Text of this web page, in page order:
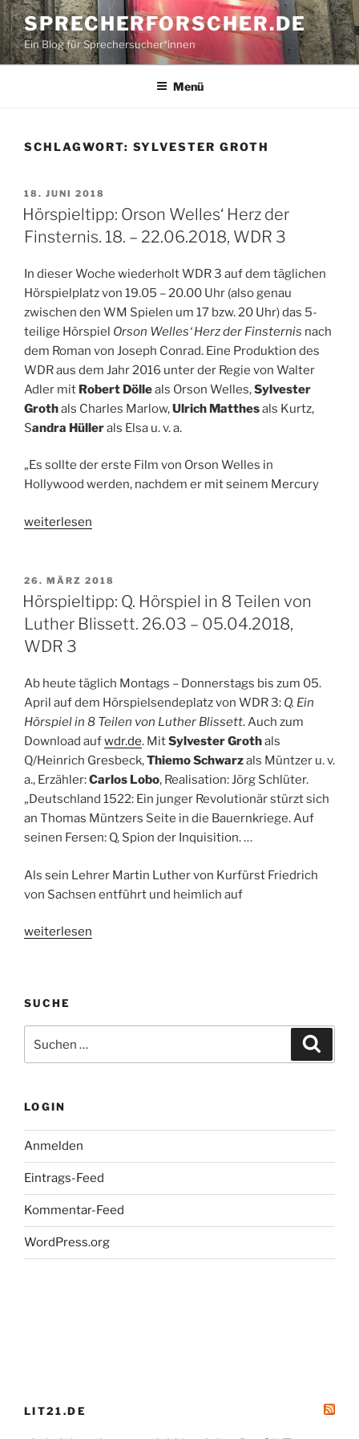
Zum
Inhalt
springen
SPRECHERFORSCHER.DE
Ein Blog für Sprechersucher*innen
Menü
SCHLAGWORT: SYLVESTER GROTH
VERÖFFENTLICHT
AM
18. JUNI 2018
Hörspieltipp: Orson Welles‘ Herz der
Finsternis. 18. – 22.06.2018, WDR 3
In dieser Woche wiederholt WDR 3 auf dem täglichen
Hörspielplatz von 19.05 – 20.00 Uhr (also genau
zwischen den WM Spielen um 17 bzw. 20 Uhr) das 5-
teilige Hörspiel Orson Welles‘ Herz der Finsternis nach
dem Roman von Joseph Conrad. Eine Produktion des
WDR aus dem Jahr 2016 unter der Regie von Walter
Adler mit Robert Dölleals Orson Welles,Sylvester
Grothals Charles Marlow,Ulrich Matthesals Kurtz,
Sandra Hüllerals Elsa u. v. a.
„Es sollte der erste Film von Orson Welles in
Hollywood werden, nachdem er mit seinem Mercury
„Hörspieltipp:
Herz
der
Finsternis.
18.
–
22.06.2018,
WDR
3“
weiterlesen
VERÖFFENTLICHT
AM
26. MÄRZ 2018
Hörspieltipp: Q. Hörspiel in 8 Teilen von
Luther Blissett. 26.03 – 05.04.2018,
WDR 3
Ab heute täglich Montags – Donnerstags bis zum 05.
April auf dem Hörspielsendeplatz von WDR 3: Q. Ein
Hörspiel in 8 Teilen von Luther Blissett. Auch zum
Download aufwdr.de. MitSylvester Grothals
Q/Heinrich Gresbeck,Thiemo Schwarzals Müntzer u. v.
a., Erzähler:Carlos Lobo, Realisation: Jörg Schlüter.
„Deutschland 1522: Ein junger Revolutionär stürzt sich
an Thomas Müntzers Seite in die Bauernkriege. Auf
seinen Fersen: Q, Spion der Inquisition. …
Als sein Lehrer Martin Luther von Kurfürst Friedrich
von Sachsen entführt und heimlich auf
„Hörspieltipp:
8
Teilen
von
Luther
26.03
05.04.2018,
WDR
3“
weiterlesen
SUCHE
nach:
LOGIN
Anmelden
Eintrags-Feed
Kommentar-Feed
WordPress.org
LIT21.DE